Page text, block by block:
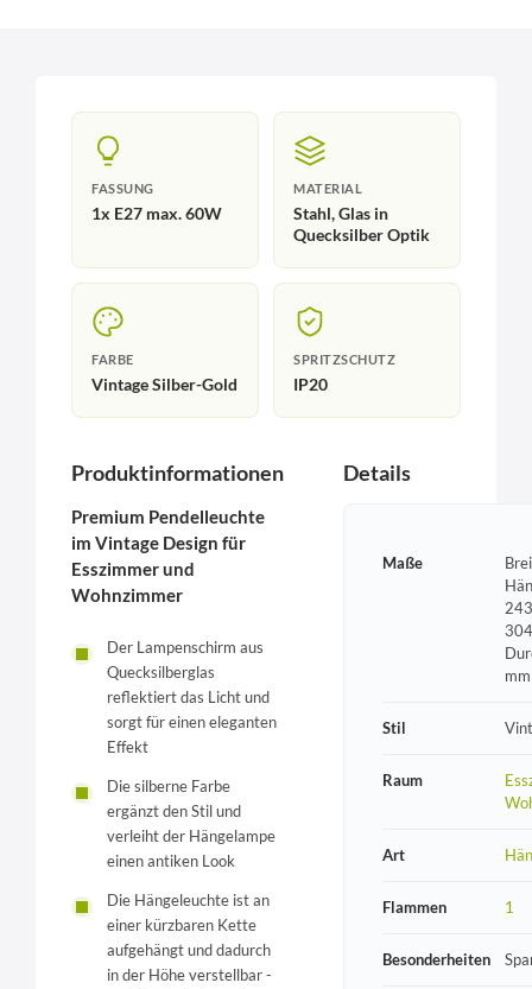
FASSUNG
1x E27 max. 60W
MATERIAL
Stahl, Glas in
Quecksilber Optik
FARBE
Vintage Silber-Gold
SPRITZSCHUTZ
IP20
Produktinformationen
Premium Pendelleuchte
im Vintage Design für
Esszimmer und
Wohnzimmer
Der Lampenschirm aus
Quecksilberglas
reflektiert das Licht und
sorgt für einen eleganten
Effekt
Die silberne Farbe
ergänzt den Stil und
verleiht der Hängelampe
einen antiken Look
Die Hängeleuchte ist an
einer kürzbaren Kette
aufgehängt und dadurch
in der Höhe verstellbar -
Details
Maße
mm
Stil
Raum
Art
Flammen 1
Besonderheiten